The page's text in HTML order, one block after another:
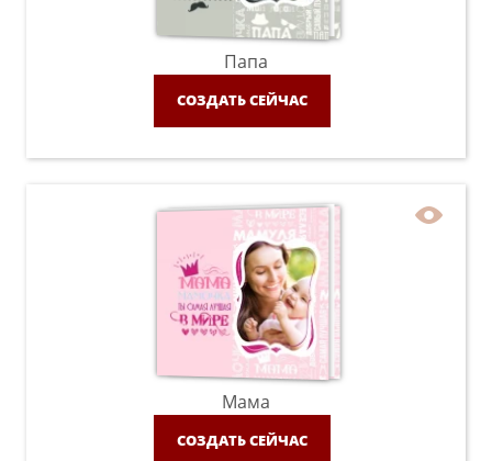
Папа
СОЗДАТЬ СЕЙЧАС
Мама
СОЗДАТЬ СЕЙЧАС